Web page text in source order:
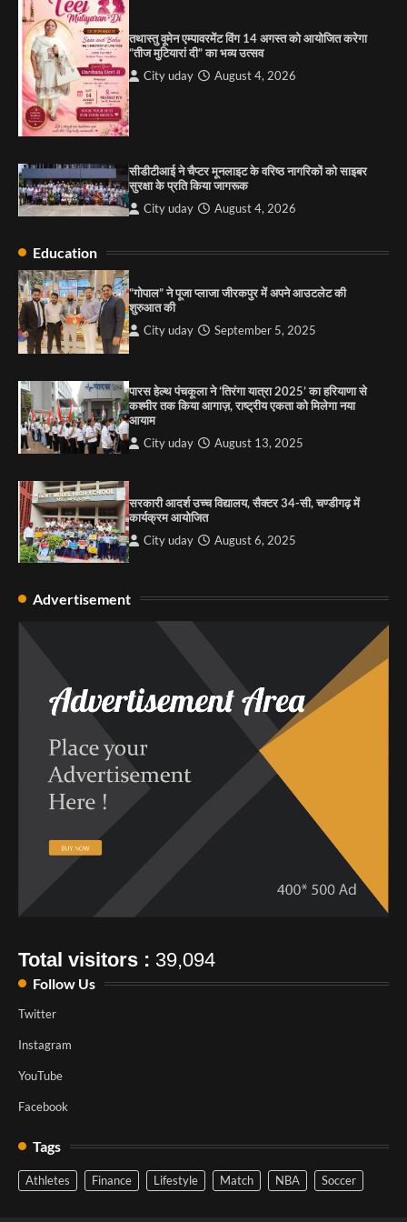
1
2
पारस हेल्थ पंचकूला ने ‘तिरंगा यात्रा 2025’ का हरियाणा से
कश्मीर तक किया आगाज़, राष्ट्रीय एकता को मिलेगा नया
आयाम
3
City uday August 6, 2025
की कसम: देवशाली
City uday
तथास्तु वूमेन एम्पावरमेंट विंग 14 अगस्त को आयोजित करेगा
“तीज मुटियारां दी” का भव्य उत्सव
City uday August 4, 2026
सीडीटीआई ने चैप्टर मूनलाइट के वरिष्ठ नागरिकों को साइबर
सुरक्षा के प्रति किया जागरूक
City uday August 4, 2026
Education
“गोपाल” ने पूजा प्लाजा जीरकपुर में अपने आउटलेट की
शुरुआत की
City uday September 5, 2025
पारस हेल्थ पंचकूला ने ‘तिरंगा यात्रा 2025’ का हरियाणा से
कश्मीर तक किया आगाज़, राष्ट्रीय एकता को मिलेगा नया
आयाम
City uday August 13, 2025
सरकारी आदर्श उच्च विद्यालय, सैक्टर 34-सी, चण्डीगढ़ में
कार्यक्रम आयोजित
City uday August 6, 2025
Advertisement
Total visitors : 39,094
Follow Us
Twitter
Instagram
YouTube
Facebook
Tags
Athletes Finance Lifestyle Match NBA Soccer